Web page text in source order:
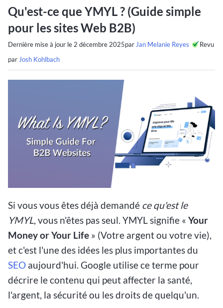
Qu'est-ce que YMYL ? (Guide simple
pour les sites Web B2B)
Dernière mise à jour le 2 décembre 2025par Jan Melanie Reyes
Revu
par Josh Kohlbach
Si vous vous êtes déjà demandé ce qu'est le
YMYL, vous n'êtes pas seul. YMYL signifie « Your
Money or Your Life » (Votre argent ou votre vie),
et c'est l'une des idées les plus importantes du
SEO aujourd'hui. Google utilise ce terme pour
décrire le contenu qui peut affecter la santé,
l'argent, la sécurité ou les droits de quelqu'un.